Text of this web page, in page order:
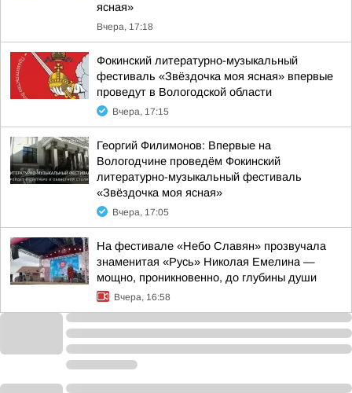
ясная»
Вчера, 17:18
Фокинский литературно-музыкальный
фестиваль «Звёздочка моя ясная» впервые
проведут в Вологодской области
Вчера, 17:15
Георгий Филимонов: Впервые на
Вологодчине проведём Фокинский
литературно-музыкальный фестиваль
«Звёздочка моя ясная»
Вчера, 17:05
На фестивале «Небо Славян» прозвучала
знаменитая «Русь» Николая Емелина —
мощно, проникновенно, до глубины души
Вчера, 16:58